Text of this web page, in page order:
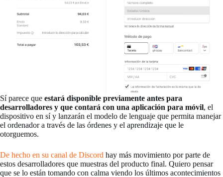
Sí parece que estará disponible previamente antes para
desarrolladores y que contará con una aplicación para móvil, el
dispositivo en sí y lanzarán el modelo de lenguaje que permita manejar
el ordenador a través de las órdenes y el aprendizaje que le
otorguemos.
De hecho en su canal de Discord hay más movimiento por parte de
estos desarrolladores que muestras del producto final. Quiero pensar
que se lo están tomando con calma viendo los últimos acontecimientos